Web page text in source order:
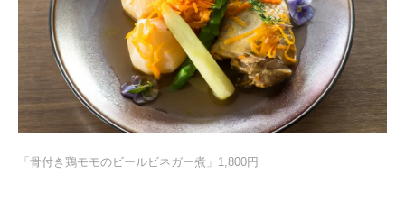
「骨付き鶏モモのビールビネガー煮」1,800円